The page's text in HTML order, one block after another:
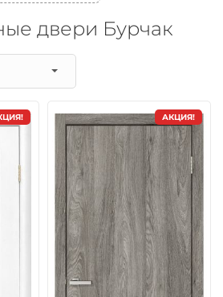
двери Бурчак
АКЦИЯ!